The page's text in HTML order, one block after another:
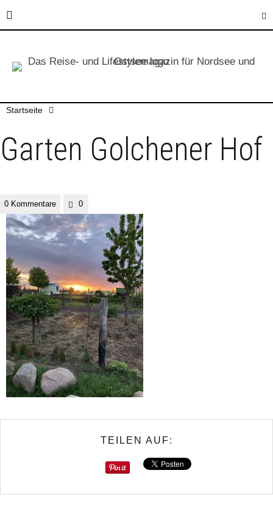
Startseite
Garten Golchener Hof
0 Kommentare 0
TEILEN AUF: